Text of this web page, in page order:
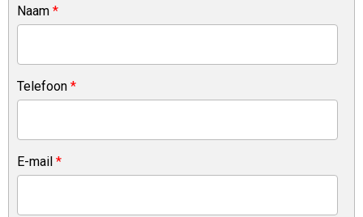
Naam *
Telefoon *
E-mail *